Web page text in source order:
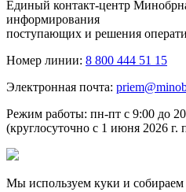
Единый контакт-центр
информирования
поступающих и решения
Номер линии: 8 800 444 51 15
Электронная почта:
Режим работы: пн-пт с 9:00 до
(круглосуточно с 1 июня 2026 г.
Мы используем куки и собираем